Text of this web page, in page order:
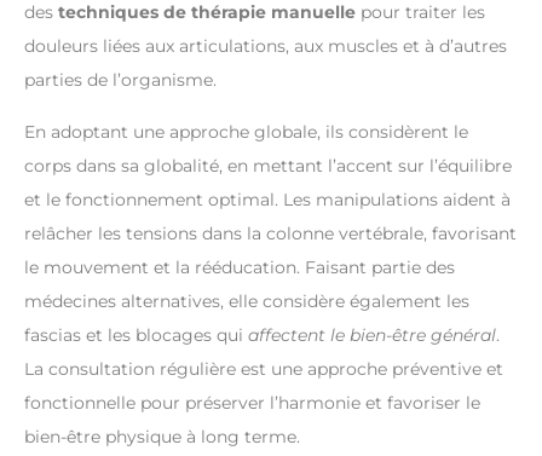
des techniques de thérapie manuelle pour traiter les
douleurs liées aux articulations, aux muscles et à d’autres
parties de l’organisme.
En adoptant une approche globale, ils considèrent le
corps dans sa globalité, en mettant l’accent sur l’équilibre
et le fonctionnement optimal. Les manipulations aident à
relâcher les tensions dans la colonne vertébrale, favorisant
le mouvement et la rééducation. Faisant partie des
médecines alternatives, elle considère également les
fascias et les blocages qui affectent le bien-être général.
La consultation régulière est une approche préventive et
fonctionnelle pour préserver l’harmonie et favoriser le
bien-être physique à long terme.